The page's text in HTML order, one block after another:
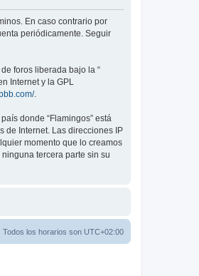
En caso contrario por
periódicamente. Seguir
de foros liberada bajo la “
Internet y la GPL
.
donde “Flamingos” está
de Internet. Las direcciones IP
momento que lo creamos
tercera parte sin su
Todos los horarios son UTC+02:00